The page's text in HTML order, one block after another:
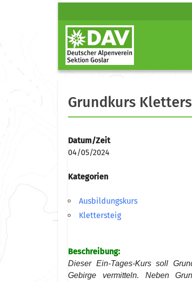
Grundkurs
Datum/Zeit
04/05/2024
Kategorien
Ausbildungskurs
Klettersteig
Beschreibung:
Dieser Ein-Tages-Kurs soll
Gebirge vermitteln. Neben